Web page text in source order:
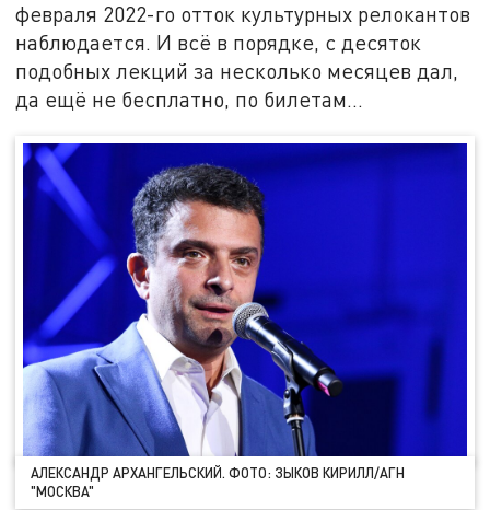
февраля 2022-го отток культурных релокантов
наблюдается. И всё в порядке, с десяток
подобных лекций за несколько месяцев дал,
да ещё не бесплатно, по билетам…
АЛЕКСАНДР АРХАНГЕЛЬСКИЙ. ФОТО: ЗЫКОВ КИРИЛЛ/АГН
"МОСКВА"